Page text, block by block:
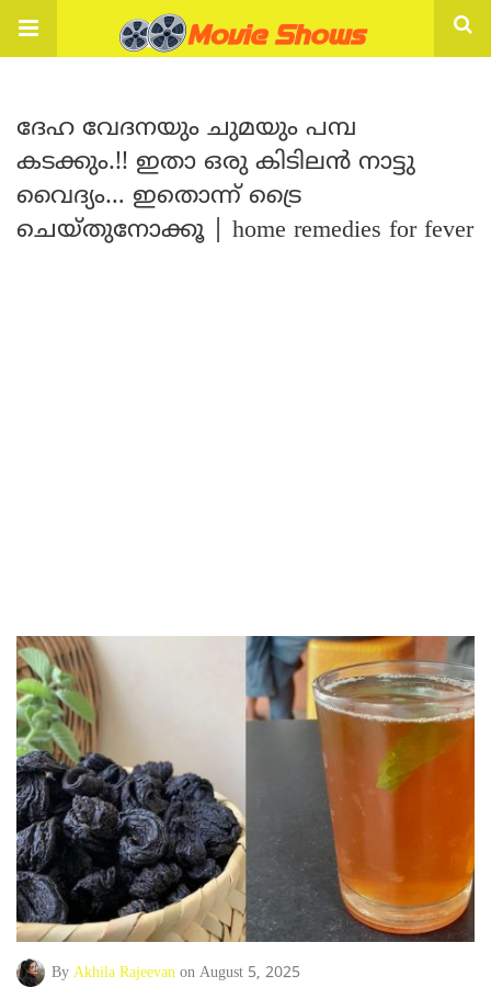
ദേഹ വേദനയും ചുമയും പമ്പ
കടക്കും.!! ഇതാ ഒരു കിടിലൻ നാട്ടു
വൈദ്യം… ഇതൊന്ന് ട്രൈ
ചെയ്തുനോക്കൂ | home remedies for fever
By Akhila Rajeevan on August 5, 2025